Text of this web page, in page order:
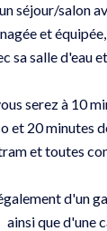
séjour/salon
et
sa salle d'eau
serez à 10
et 20 minutes
et toutes
d'un
ainsi que d'une